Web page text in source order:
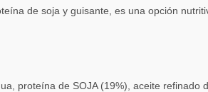
de soja y guisante, es una opción
proteína de SOJA (19%), aceite refinado